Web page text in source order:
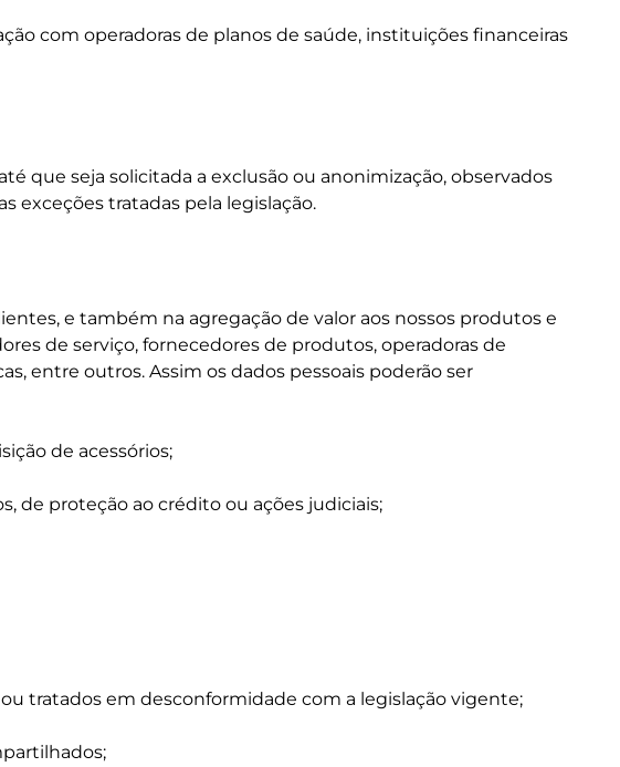
com operadoras de planos de saúde, instituições financeiras
que seja solicitada a exclusão ou anonimização, observados
exceções tratadas pela legislação.
e também na agregação de valor aos nossos produtos e
de serviço, fornecedores de produtos, operadoras de
entre outros. Assim os dados pessoais poderão ser
de acessórios;
de proteção ao crédito ou ações judiciais;
tratados em desconformidade com a legislação vigente;